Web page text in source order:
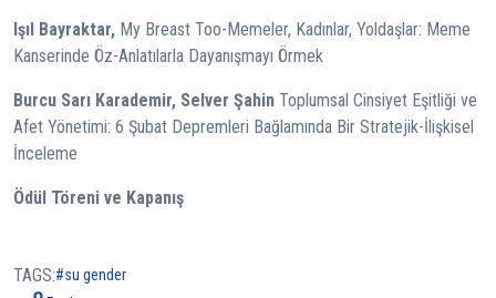
Işıl Bayraktar, My Breast Too-Memeler, Kadınlar, Yoldaşlar: Meme
Kanserinde Öz-Anlatılarla Dayanışmayı Örmek
Burcu Sarı Karademir, Selver Şahin Toplumsal Cinsiyet Eşitliği ve
Afet Yönetimi: 6 Şubat Depremleri Bağlamında Bir Stratejik-İlişkisel
İnceleme
Ödül Töreni ve Kapanış
TAGS:
su gender